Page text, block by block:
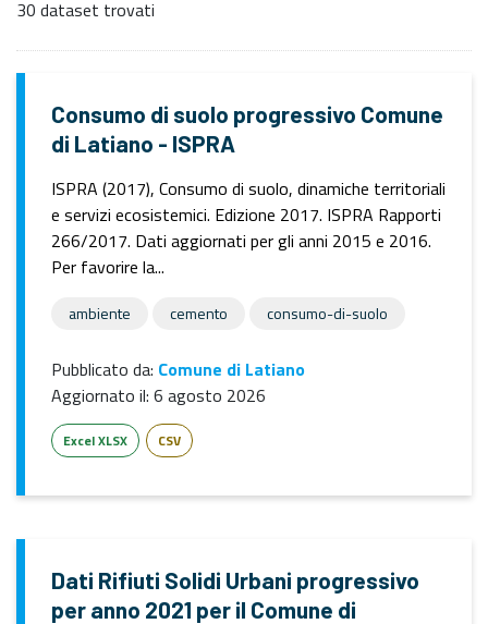
30 dataset trovati
Consumo di suolo progressivo Comune
di Latiano - ISPRA
ISPRA (2017), Consumo di suolo, dinamiche territoriali
e servizi ecosistemici. Edizione 2017. ISPRA Rapporti
266/2017. Dati aggiornati per gli anni 2015 e 2016.
Per favorire la...
ambiente cemento consumo-di-suolo
Pubblicato da: Comune di Latiano
Aggiornato il: 6 agosto 2026
Excel XLSX CSV
Dati Rifiuti Solidi Urbani progressivo
per anno 2021 per il Comune di